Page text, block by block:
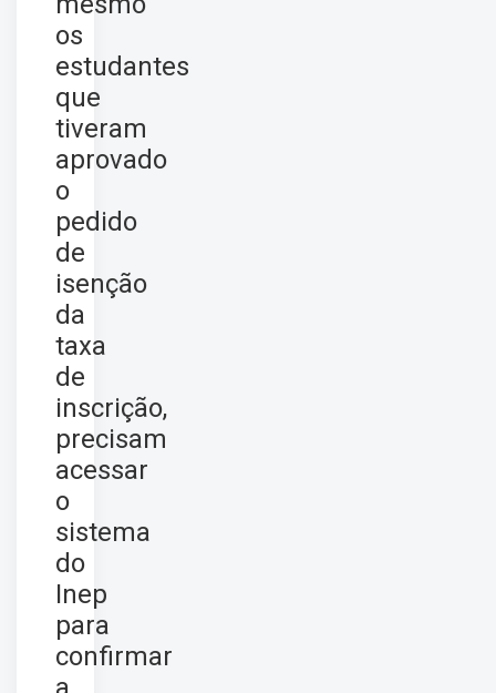
os
estudantes
que
tiveram
aprovado
o
pedido
de
isenção
da
taxa
de
inscrição,
precisam
acessar
o
sistema
do
Inep
para
confirmar